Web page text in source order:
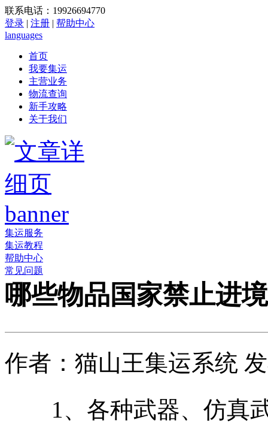
联系电话：19926694770
登录 | 注册 | 帮助中心
languages
首页
我要集运
主营业务
物流查询
新手攻略
关于我们
集运服务
集运教程
帮助中心
常见问题
哪些物品国家禁止进
作者：猫山王集运系统
1、各种武器、仿真武